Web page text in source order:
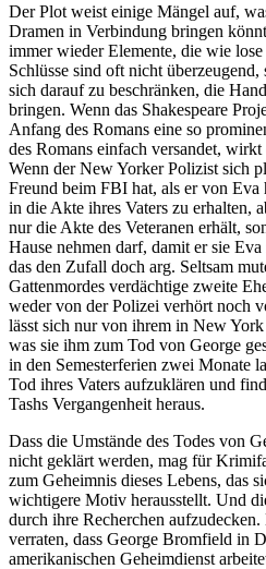
Der Plot weist einige Mängel auf,
Dramen in Verbindung bringen
immer wieder Elemente, die wie
Schlüsse sind oft nicht
sich darauf zu beschränken, die
bringen. Wenn das Shakespeare
Anfang des Romans eine so
des Romans einfach versandet,
Wenn der New Yorker Polizist sich
Freund beim FBI hat, als er von Eva
in die Akte ihres Vaters zu erhalten,
nur die Akte des Veteranen erhält,
Hause nehmen darf, damit er sie
das den Zufall doch arg. Seltsam
Gattenmordes verdächtige zweite
weder von der Polizei verhört noch
lässt sich nur von ihrem in New
was sie ihm zum Tod von George
in den Semesterferien zwei Monate
Tod ihres Vaters aufzuklären und
Tashs Vergangenheit heraus.
Dass die Umstände des Todes von
nicht geklärt werden, mag für
zum Geheimnis dieses Lebens, das
wichtigere Motiv herausstellt. Und
durch ihre Recherchen
verraten, dass George Bromfield in
amerikanischen Geheimdienst